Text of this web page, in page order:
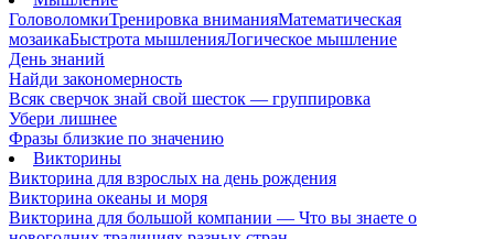
ГоловоломкиТренировка вниманияМатематическая
мозаикаБыстрота мышленияЛогическое мышление
День знаний
Найди закономерность
Всяк сверчок знай свой шесток — группировка
Убери лишнее
Фразы близкие по значению
Викторины
Викторина для взрослых на день рождения
Викторина океаны и моря
Викторина для большой компании — Что вы знаете о